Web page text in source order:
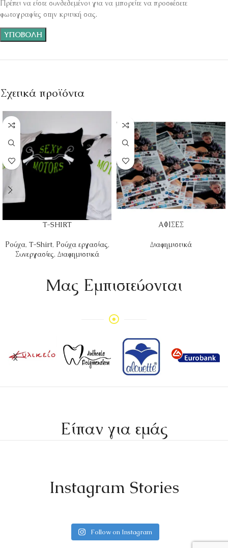
Πρέπει να είστε συνδεδεμένοι για να μπορείτε να προσθέσετε
φωτογραφίες στην κριτική σας.
Σχετικά προϊόντα
T-SHIRT
Ρούχα, T-Shirt, Ρούχα εργασίας,
Συνεργασίες, Διαφημιστικά
ΑΦΙΣΕΣ
Διαφημιστικά
Mας Εμπιστεύονται
Είπαν για εμάς
Instagram Stories
Follow on Instagram